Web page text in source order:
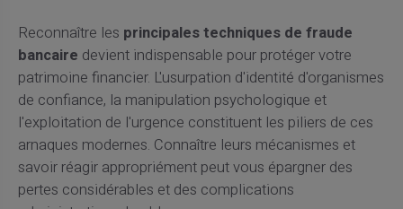
Reconnaître les principales techniques de fraude
bancaire devient indispensable pour protéger votre
patrimoine financier. L'usurpation d'identité d'organismes
de confiance, la manipulation psychologique et
l'exploitation de l'urgence constituent les piliers de ces
arnaques modernes. Connaître leurs mécanismes et
savoir réagir appropriément peut vous épargner des
pertes considérables et des complications